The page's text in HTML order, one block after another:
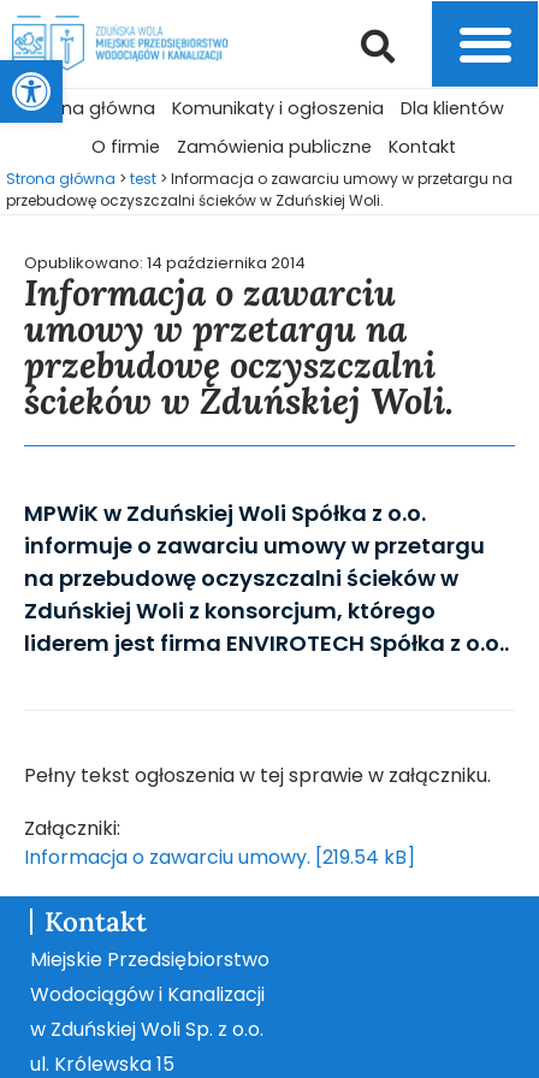
Otwórz pasek narzędzi
Strona główna Komunikaty i ogłoszenia
Dla klientów
O firmie
Zamówienia publiczne Kontakt
Strona główna > test > Informacja o zawarciu umowy w przetargu na
przebudowę oczyszczalni ścieków w Zduńskiej Woli.
Opublikowano: 14 października 2014
Informacja o zawarciu
umowy w przetargu na
przebudowę oczyszczalni
ścieków w Zduńskiej Woli.
MPWiK w Zduńskiej Woli Spółka z o.o.
informuje o zawarciu umowy w przetargu
na przebudowę oczyszczalni ścieków w
Zduńskiej Woli z konsorcjum, którego
liderem jest firma ENVIROTECH Spółka z o.o..
Pełny tekst ogłoszenia w tej sprawie w załączniku.
Załączniki:
Informacja o zawarciu umowy. [219.54 kB]
Kontakt
Miejskie Przedsiębiorstwo
Wodociągów i Kanalizacji
w Zduńskiej Woli Sp. z o.o.
ul. Królewska 15